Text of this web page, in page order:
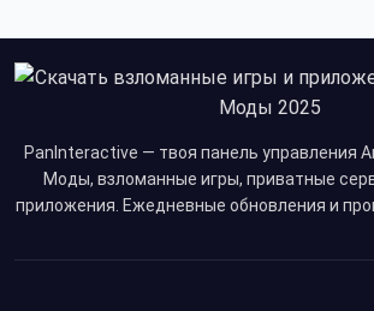
PanInteractive — твоя панель управления
Моды, взломанные игры, приватные
приложения. Ежедневные обновления и